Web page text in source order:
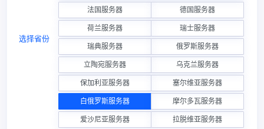
选择省份
法国服务器 德国服务器
荷兰服务器 瑞士服务器
瑞典服务器 俄罗斯服务器
立陶宛服务器 乌克兰服务器
保加利亚服务器 塞尔维亚服务器
白俄罗斯服务器 摩尔多瓦服务器
爱沙尼亚服务器 拉脱维亚服务器